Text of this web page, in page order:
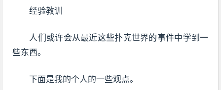
经验教训
人们或许会从最近这些扑克世界的事件中学到一
些东西。
下面是我的个人的一些观点。